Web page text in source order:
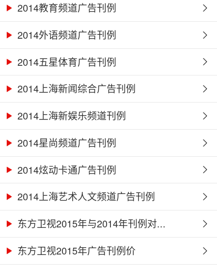
2014教育频道广告刊例
2014外语频道广告刊例
2014五星体育广告刊例
2014上海新闻综合广告刊例
2014上海新娱乐频道刊例
2014星尚频道广告刊例
2014炫动卡通广告刊例
2014上海艺术人文频道广告刊例
东方卫视2015年与2014年刊例对...
东方卫视2015年广告刊例价